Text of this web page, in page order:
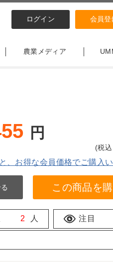
ログイン 会員登
農業メディア
円
(税
、お得な会員価格でご購入い
この商品を
2 人 注目